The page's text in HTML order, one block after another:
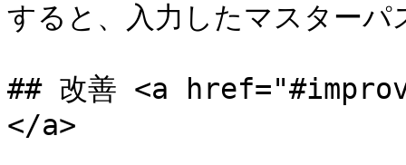
すると、入力したマスター
## 改善 <a
</a>